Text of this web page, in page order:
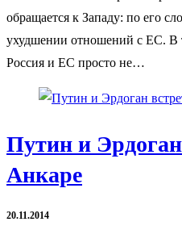
обращается к Западу: по его
ухудшении отношений с ЕС. В
Россия и ЕС просто не…
Путин и Эрдоган
Анкаре
20.11.2014